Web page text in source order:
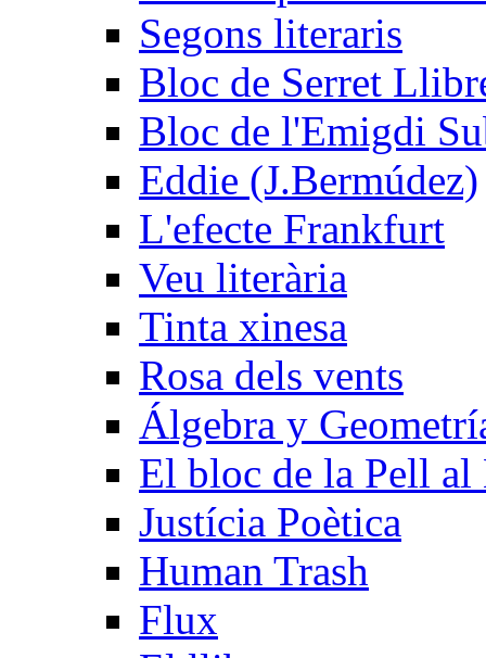
Segons literaris
Bloc de Serret
Bloc de l'Emigdi
Eddie (J.Bermúdez)
L'efecte Frankfurt
Veu literària
Tinta xinesa
Rosa dels vents
Álgebra y
El bloc de la Pell
Justícia Poètica
Human Trash
Flux